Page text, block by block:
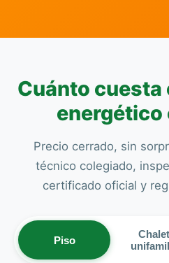
Cuánto
energético
Precio cerrado, sin
técnico colegiado,
certificado oficial y
Piso